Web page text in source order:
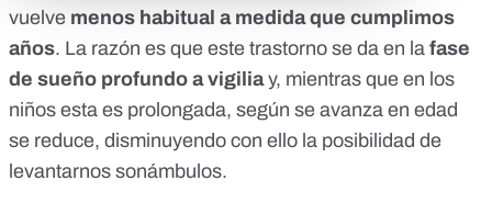
vuelve menos habitual a medida que cumplimos
años. La razón es que este trastorno se da en la fase
de sueño profundo a vigiliay, mientras que en los
niños esta es prolongada, según se avanza en edad
se reduce, disminuyendo con ello la posibilidad de
levantarnos sonámbulos.